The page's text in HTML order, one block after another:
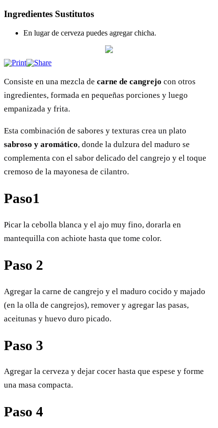
Ingredientes Sustitutos
En lugar de cerveza puedes agregar chicha.
Consiste en una mezcla de carne de cangrejo con otros
ingredientes, formada en pequeñas porciones y luego
empanizada y frita.
Esta combinación de sabores y texturas crea un plato
sabroso y aromático, donde la dulzura del maduro se
complementa con el sabor delicado del cangrejo y el toque
cremoso de la mayonesa de cilantro.
Paso1
Picar la cebolla blanca y el ajo muy fino, dorarla en
mantequilla con achiote hasta que tome color.
Paso 2
Agregar la carne de cangrejo y el maduro cocido y majado
(en la olla de cangrejos), remover y agregar las pasas,
aceitunas y huevo duro picado.
Paso 3
Agregar la cerveza y dejar cocer hasta que espese y forme
una masa compacta.
Paso 4